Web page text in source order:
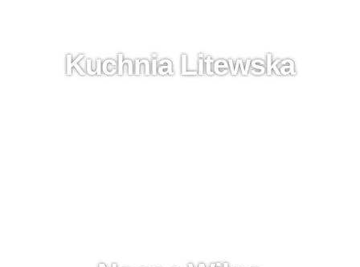
Kuchnia Litewska